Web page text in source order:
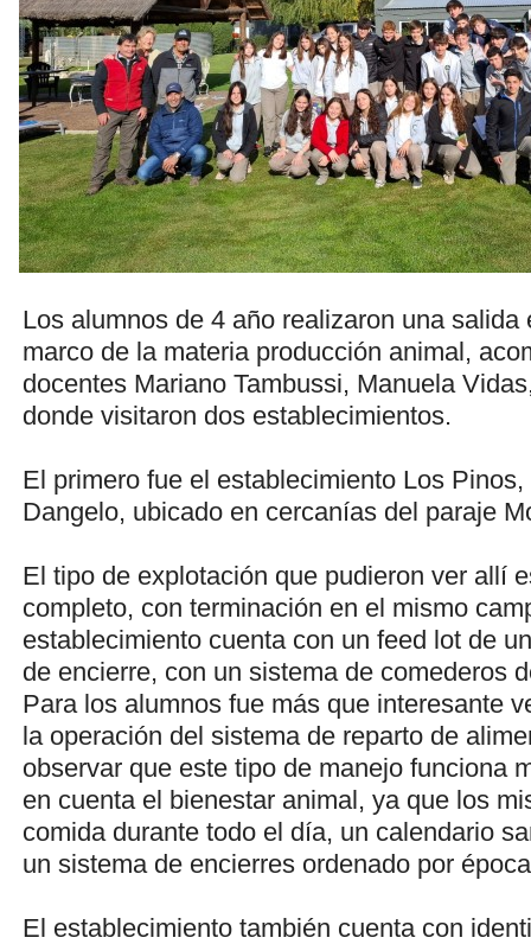
Los alumnos de 4 año realizaron una salida
marco de la materia producción animal,
docentes Mariano Tambussi, Manuela
donde visitaron dos establecimientos.
El primero fue el establecimiento Los
Dangelo, ubicado en cercanías del paraje
El tipo de explotación que pudieron ver allí
completo, con terminación en el mismo
establecimiento cuenta con un feed lot de
de encierre, con un sistema de comederos
Para los alumnos fue más que interesante
la operación del sistema de reparto de
observar que este tipo de manejo funciona
en cuenta el bienestar animal, ya que los
comida durante todo el día, un calendario
un sistema de encierres ordenado por
El establecimiento también cuenta con